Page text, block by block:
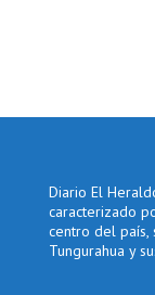
Diario El
caracterizado
centro del país,
Tungurahua y